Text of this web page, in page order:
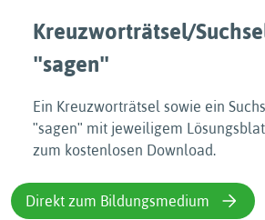
Kreuzworträtsel/
ʺsagenʺ
Ein Kreuzworträtsel sowie ein
ʺsagenʺ mit jeweiligem
zum kostenlosen Download.
Direkt zum Bildungsmedium